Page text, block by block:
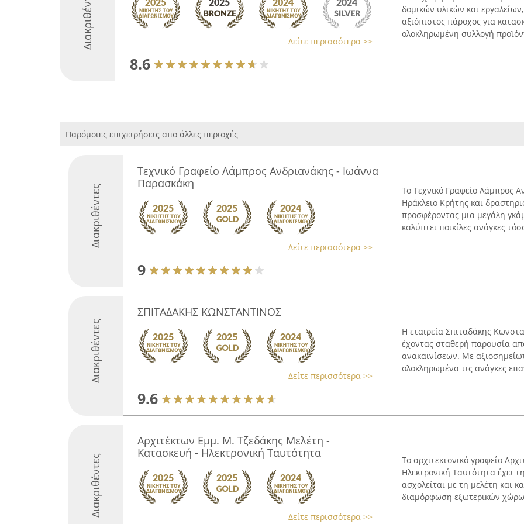
Διακριθέντες Δείτε περισσότερα >>
8.6
δομικών υλικών και
αξιόπιστος πάροχος για
ολοκληρωμένη συλλογή
Παρόμοιες επιχειρήσεις απο άλλες περιοχές
Διακριθέντες
Τεχνικό Γραφείο Λάμπρος Ανδριανάκης - Ιωάννα
Παρασκάκη
Δείτε περισσότερα >>
9
Το Τεχνικό Γραφείο Λάμπρος
Ηράκλειο Κρήτης και
προσφέροντας μια μεγάλη
καλύπτει ποικίλες ανάγκες
Διακριθέντες
ΣΠΙΤΑΔΑΚΗΣ ΚΩΝΣΤΑΝΤΙΝΟΣ
Δείτε περισσότερα >>
9.6
Η εταιρεία Σπιταδάκης
έχοντας σταθερή παρουσία
ανακαινίσεων. Με
ολοκληρωμένα τις ανάγκες
Διακριθέντες
Αρχιτέκτων Εμμ. Μ. Τζεδάκης Μελέτη -
Κατασκευή - Ηλεκτρονική Ταυτότητα
Δείτε περισσότερα >>
Το αρχιτεκτονικό γραφείο
Ηλεκτρονική Ταυτότητα έχει
ασχολείται με τη μελέτη και
διαμόρφωση εξωτερικών